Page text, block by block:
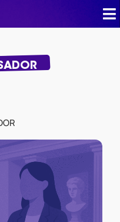
Risorse